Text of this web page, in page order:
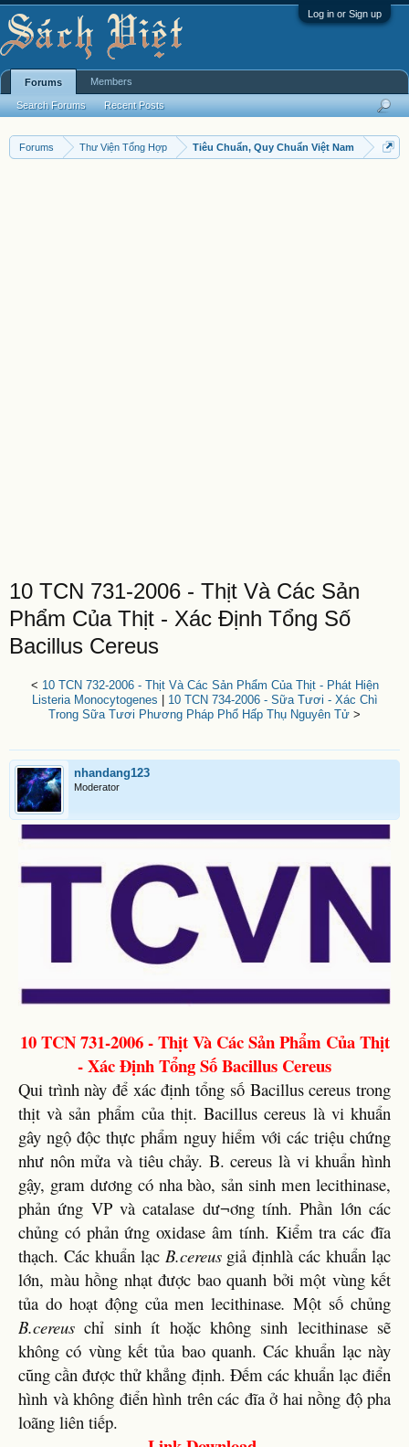
Log in or Sign up
Forums Thư Viện Tổng Hợp Tiêu Chuẩn, Quy Chuẩn Việt Nam
10 TCN 731-2006 - Thịt Và Các Sản
Phẩm Của Thịt - Xác Định Tổng Số
Bacillus Cereus
< 10 TCN 732-2006 - Thịt Và Các Sản Phẩm Của Thịt - Phát Hiện
Listeria Monocytogenes
10 TCN 734-2006 - Sữa Tươi - Xác Chì
Trong Sữa Tươi Phương Pháp Phổ Hấp Thụ Nguyên Tử >
nhandang123
Moderator
10 TCN 731-2006 - Thịt Và Các Sản Phẩm Của Thịt
- Xác Định Tổng Số Bacillus Cereus
Qui trình này để xác định tổng số Bacillus cereus trong
thịt và sản phẩm của thịt. Bacillus cereus là vi khuẩn
gây ngộ độc thực phẩm nguy hiểm với các triệu chứng
như nôn mửa và tiêu chảy. B. cereus là vi khuẩn hình
gậy, gram dương có nha bào, sản sinh men lecithinase,
phản ứng VP và catalase dư¬ơng tính. Phần lớn các
chủng có phản ứng oxidase âm tính. Kiểm tra các đĩa
thạch. Các khuẩn lạc B.cereusgiả địnhlà các khuẩn lạc
lớn, màu hồng nhạt được bao quanh bởi một vùng kết
tủa do hoạt động của men lecithinase. Một số chủng
B.cereus chỉ sinh ít hoặc không sinh lecithinase sẽ
không có vùng kết tủa bao quanh. Các khuẩn lạc này
cũng cần được thử khẳng định. Đếm các khuẩn lạc điển
hình và không điển hình trên các đĩa ở hai nồng độ pha
loãng liên tiếp.
Forums
Search Forums Recent Posts
Members